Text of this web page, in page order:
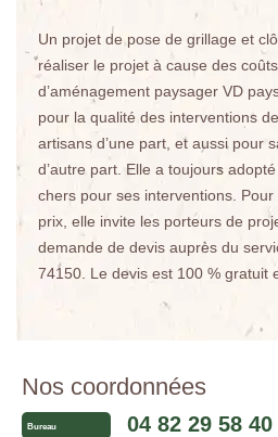
Un projet de pose de grillage et
réaliser le projet à cause des
d’aménagement paysager VD
pour la qualité des interventions
artisans d’une part, et aussi pour
d’autre part. Elle a toujours
chers pour ses interventions.
prix, elle invite les porteurs de
demande de devis auprès du
74150. Le devis est 100 % gratuit
Nos coordonnées
Bureau 04 82 29 58 40